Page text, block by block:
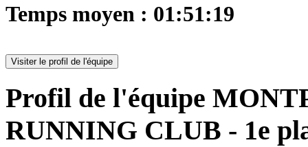
Temps moyen : 01:51:19
Visiter le profil de l'équipe
Profil de l'équipe
RUNNING CLUB - 1e